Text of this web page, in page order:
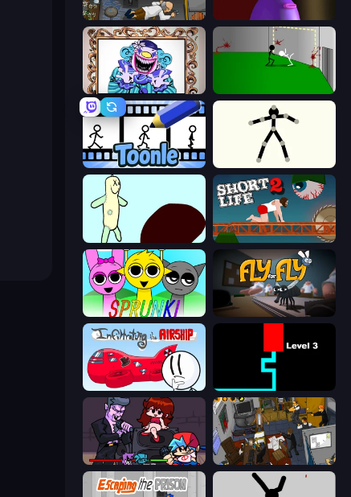
Foreign Creature Blob Opera
Exhibit of Sorrows
Toonle Stick Animator
Doodieman Voodoo Short Life 2
Sprunki Fly for Fly
Infiltrating the Airship Scary Maze
Friday Night Funkin' Foreign Creature 2